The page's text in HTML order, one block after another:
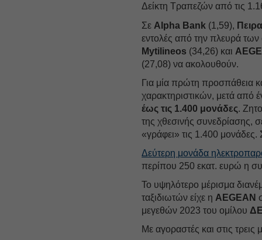
Δείκτη Τραπεζών από τις
Σε Alpha Bank (1,59),
εντολές από την πλευρά
Mytilineos (34,26) και
(27,08) να ακολουθούν.
Για μία πρώτη προσπάθεια
χαρακτηριστικών, μετά από
έως τις 1.400 μονάδες.
της χθεσινής συνεδρίασης,
«γράφει» τις 1.400 μονάδες.
Δεύτερη μονάδα
περίπου 250 εκατ. ευρώ η
Το υψηλότερο μέρισμα
ταξιδιωτών είχε η AEGEAN
μεγεθών 2023 του ομίλου
Με αγοραστές και στις